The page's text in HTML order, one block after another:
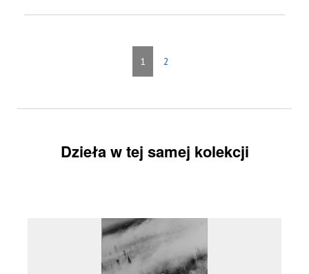
1 2
Dzieła w tej samej kolekcji